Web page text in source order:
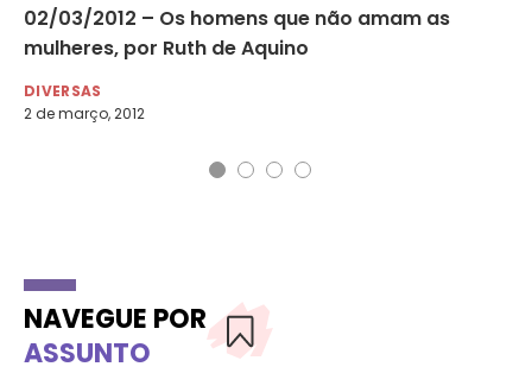
02/03/2012 – Os homens que não amam as
mulheres, por Ruth de Aquino
DIVERSAS
2 de março, 2012
NAVEGUE POR
ASSUNTO